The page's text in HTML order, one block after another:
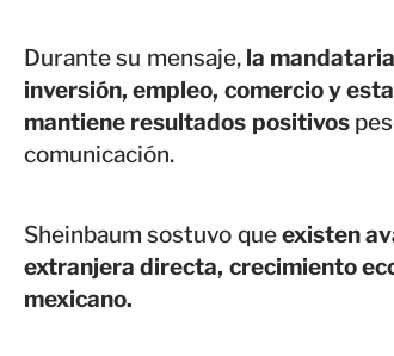
Durante su mensaje, la
inversión, empleo, comercio y
mantiene resultados positivos
comunicación.
Sheinbaum sostuvo queexisten
extranjera directa, crecimiento
mexicano.